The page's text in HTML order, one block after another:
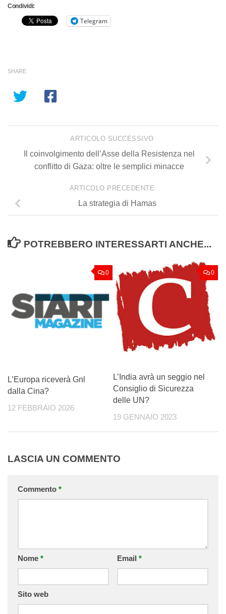
Condividi:
Telegram
SHARE
ARTICOLO SUCCESSIVO
Il coinvolgimento dell’Asse della Resistenza nel
conflitto di Gaza: oltre le semplici minacce
ARTICOLO PRECEDENTE
La strategia di Hamas
POTREBBERO INTERESSARTI ANCHE...
0
L’Europa riceverà Gnl
dalla Cina?
12 FEBBRAIO 2026
0
L’India avrà un seggio nel
Consiglio di Sicurezza
delle UN?
19 GENNAIO 2023
LASCIA UN COMMENTO
Commento *
Nome * Email *
Sito web